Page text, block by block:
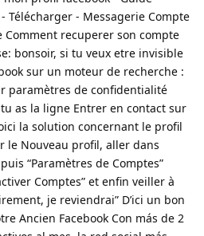
Télécharger - Messagerie Compte
Comment recuperer son compte
bonsoir, si tu veux etre invisible
sur un moteur de recherche :
paramètres de confidentialité
as la ligne Entrer en contact sur
la solution concernant le profil
le Nouveau profil, aller dans
“Paramètres de Comptes”
Comptes” et enfin veiller à
je reviendrai” D’ici un bon
Ancien Facebook Con más de 2